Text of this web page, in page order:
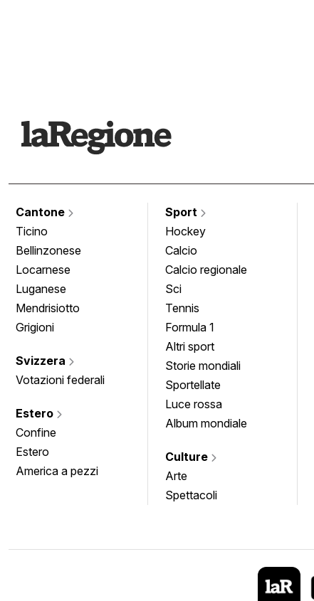
Cantone
Ticino
Bellinzonese
Locarnese
Luganese
Mendrisiotto
Grigioni
Svizzera
Votazioni federali
Estero
Confine
Estero
America a pezzi
Sport
Hockey
Calcio
Calcio regionale
Sci
Tennis
Formula 1
Altri sport
Storie mondiali
Sportellate
Luce rossa
Album mondiale
Culture
Arte
Spettacoli